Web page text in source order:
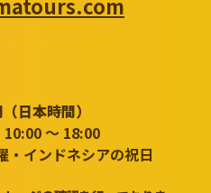
日本時間）
10:00 ～ 18:00
・インドネシアの祝日